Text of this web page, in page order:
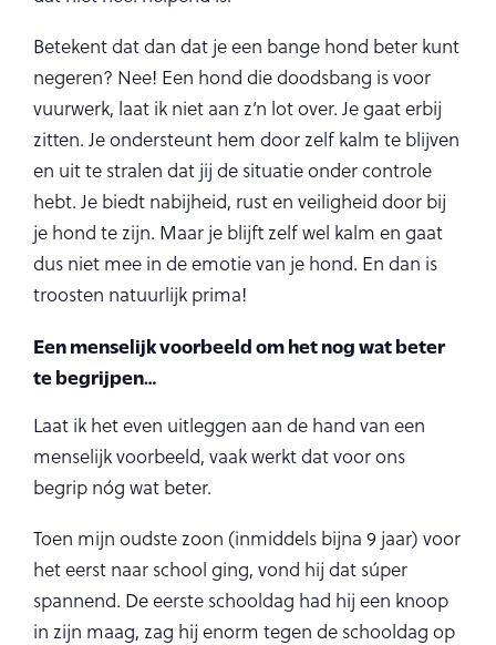
Betekent dat dan dat je een bange hond beter kunt
negeren? Nee! Een hond die doodsbang is voor
vuurwerk, laat ik niet aan z’n lot over. Je gaat erbij
zitten. Je ondersteunt hem door zelf kalm te blijven
en uit te stralen dat jij de situatie onder controle
hebt. Je biedt nabijheid, rust en veiligheid door bij
je hond te zijn. Maar je blijft zelf wel kalm en gaat
dus niet mee in de emotie van je hond. En dan is
troosten natuurlijk prima!
Een menselijk voorbeeld om het nog wat beter
te begrijpen…
Laat ik het even uitleggen aan de hand van een
menselijk voorbeeld, vaak werkt dat voor ons
begrip nóg wat beter.
Toen mijn oudste zoon (inmiddels bijna 9 jaar) voor
het eerst naar school ging, vond hij dat súper
spannend. De eerste schooldag had hij een knoop
in zijn maag, zag hij enorm tegen de schooldag op